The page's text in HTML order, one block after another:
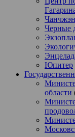
Черные
Юпитер
области